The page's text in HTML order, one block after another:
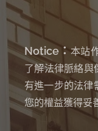
Notice：本站
了解法律脈絡與
有進一步的法律
您的權益獲得妥